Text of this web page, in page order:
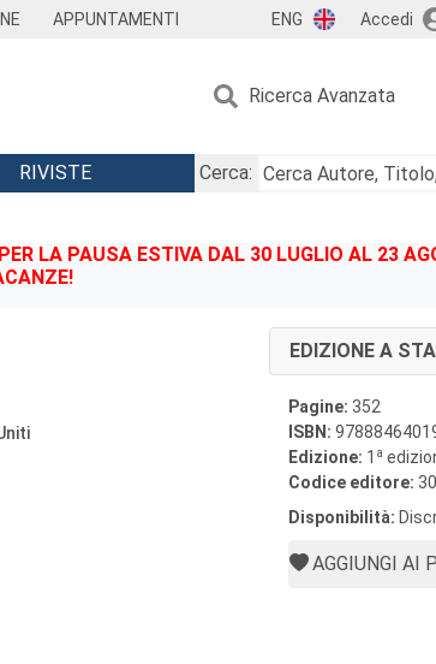
APPUNTAMENTI ENG Accedi
Ricerca Avanzata
RIVISTE
Cerca:
LA PAUSA ESTIVA DAL 30 LUGLIO AL 23
EDIZIONE A
Pagine: 352
ISBN:
Edizione: 1 a
Codice editore:
Disponibilità:
AGGIUNGI AI